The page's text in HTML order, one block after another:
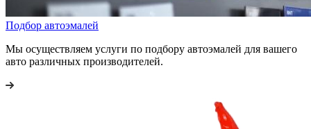
Подбор автоэмалей
Мы осуществляем услуги по подбору автоэмалей для вашего
авто различных производителей.